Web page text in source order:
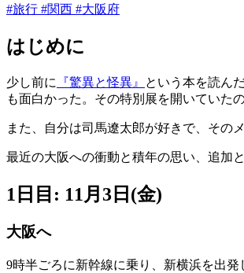
#旅行 #関西 #大阪府
はじめに
少し前に 『驚異と怪異』
という本を読ん
も面白かった。その特別展を開いていた
また、自分は司馬遼太郎が好きで、その
最近の大阪への衝動と積年の思い、追加
1日目: 11月3日(金)
大阪へ
9時半ごろに新幹線に乗り、新横浜を出